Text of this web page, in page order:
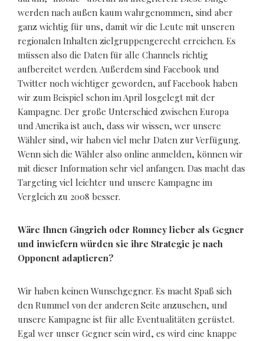
werden nach außen kaum wahrgenommen, sind aber
ganz wichtig für uns, damit wir die Leute mit unseren
regionalen Inhalten zielgruppengerecht erreichen. Es
müssen also die Daten für alle Channels richtig
aufbereitet werden. Außerdem sind Facebook und
Twitter noch wichtiger geworden, auf Facebook haben
wir zum Beispiel schon im April losgelegt mit der
Kampagne. Der große Unterschied zwischen Europa
und Amerika ist auch, dass wir wissen, wer unsere
Wähler sind, wir haben viel mehr Daten zur Verfügung.
Wenn sich die Wähler also online anmelden, können wir
mit dieser Information sehr viel anfangen. Das macht das
Targeting viel leichter und unsere Kampagne im
Vergleich zu 2008 besser.
Wäre Ihnen Gingrich oder Romney lieber als Gegner
und inwiefern würden sie ihre Strategie je nach
Opponent adaptieren?
Wir haben keinen Wunschgegner. Es macht Spaß sich
den Rummel von der anderen Seite anzusehen, und
unsere Kampagne ist für alle Eventualitäten gerüstet.
Egal wer unser Gegner sein wird, es wird eine knappe